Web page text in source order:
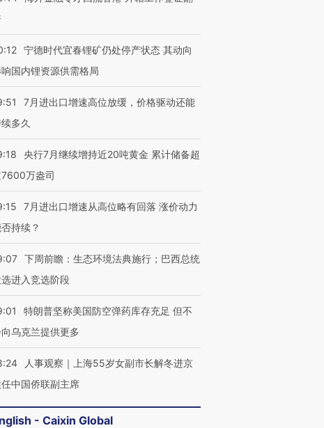
宁德时代宜春锂矿仍处停产状态 其动向
国内锂资源供需格局
7月进出口增速高位放缓，价格驱动还能
多久
央行7月继续增持近20吨黄金 累计储备超
万盎司
7月进出口增速从高位略有回落 涨价动力
持续？
下周前瞻：生态环境法典施行；巴西总统
选进入竞选阶段
特朗普坚称美国防空弹药库存充足 但不
乌克兰提供更多
人事观察｜上海55岁女副市长解冬进京
中国侨联副主席
- Caixin Global